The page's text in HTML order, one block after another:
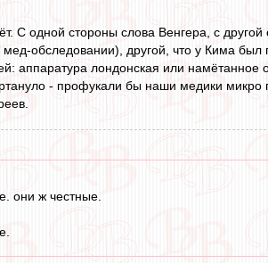
С одной стороны слова Венгера, с
обследовании), другой, что у Кима
аппаратура лондонская или
- профукали бы наши медики
они ж честные.